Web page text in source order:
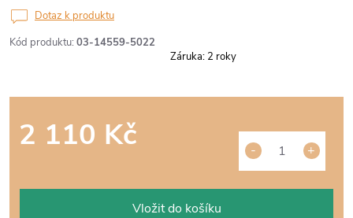
Kód produktu: 03-14559-5022
2 110 Kč
Vložit do košíku
Dotaz k produktu
Záruka: 2 roky